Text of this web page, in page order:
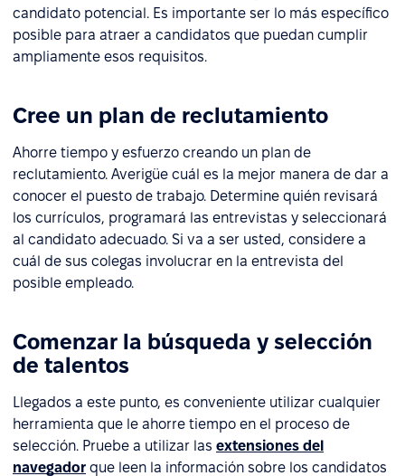
candidato potencial. Es importante ser lo más específico
posible para atraer a candidatos que puedan cumplir
ampliamente esos requisitos.
Cree un plan de reclutamiento
Ahorre tiempo y esfuerzo creando un plan de
reclutamiento. Averigüe cuál es la mejor manera de dar a
conocer el puesto de trabajo. Determine quién revisará
los currículos, programará las entrevistas y seleccionará
al candidato adecuado. Si va a ser usted, considere a
cuál de sus colegas involucrar en la entrevista del
posible empleado.
Comenzar la búsqueda y selección
de talentos
Llegados a este punto, es conveniente utilizar cualquier
herramienta que le ahorre tiempo en el proceso de
selección. Pruebe a utilizar las extensiones del
navegador que leen la información sobre los candidatos